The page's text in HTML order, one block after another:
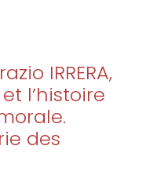
IRRERA,
l’histoire
des